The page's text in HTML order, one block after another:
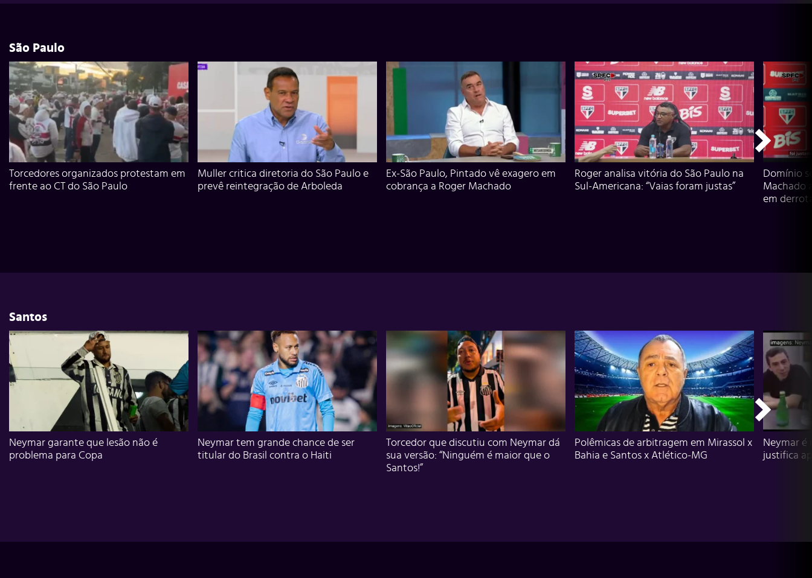
São Paulo
Torcedores organizados protestam em
frente ao CT do São Paulo
Muller critica diretoria do São Paulo e
prevê reintegração de Arboleda
Ex-São Paulo, Pintado vê exagero em
cobrança a Roger Machado
Roger analisa vitória do São Paulo na
Sul-Americana: “Vaias foram justas”
Domínio
Machado
em
Santos
Neymar garante que lesão não é
problema para Copa
Neymar tem grande chance de ser
titular do Brasil contra o Haiti
Torcedor que discutiu com Neymar dá
sua versão: “Ninguém é maior que o
Santos!”
Polêmicas de arbitragem em Mirassol x
Bahia e Santos x Atlético-MG
Neymar é
justifica